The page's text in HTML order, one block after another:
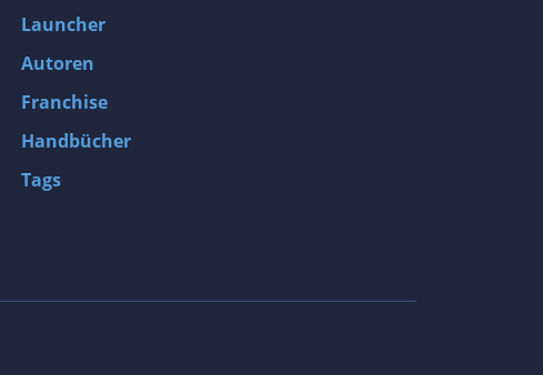
Launcher
Autoren
Franchise
Handbücher
Tags